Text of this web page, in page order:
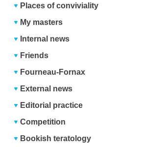
Places of conviviality
My masters
Internal news
Friends
Fourneau-Fornax
External news
Editorial practice
Competition
Bookish teratology